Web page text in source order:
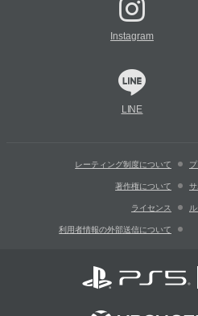
Instagram
LINE
レーティング制度について
著作権について
ライセンス
利用者情報の外部送信について